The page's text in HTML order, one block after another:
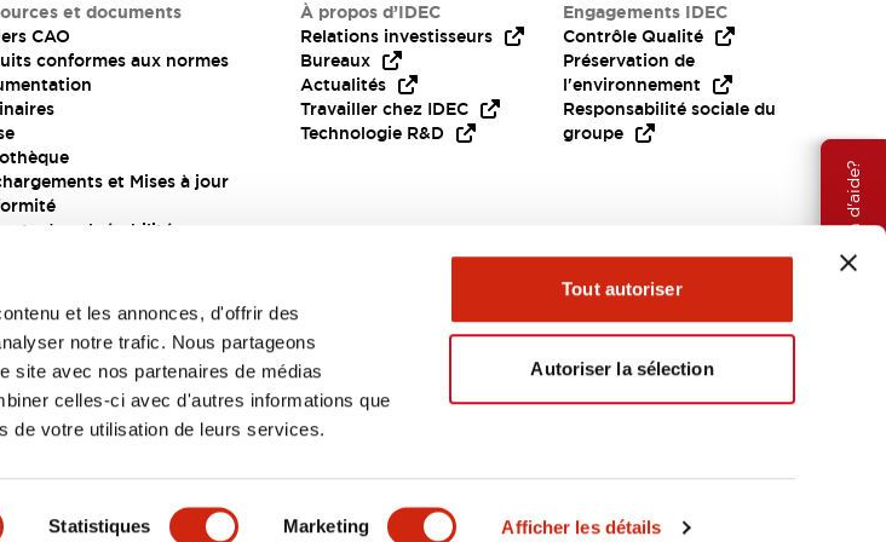
et les annonces, d'offrir des
notre trafic. Nous partageons
site avec nos partenaires de médias
celles-ci avec d'autres informations que
de votre utilisation de leurs services.
Statistiques Marketing Afficher les détails
Tout autoriser
Autoriser la sélection
Besoin d'aide?
CLÉS SPÉCIFICATIONS DOCUMENTS ET FICHIERS
et documents
CAO
conformes aux normes
et Mises à jour
de vulnérabilité
À propos d’IDEC
Relations investisseurs
Bureaux
Actualités
Travailler chez IDEC
Technologie R&D
Engagements IDEC
Contrôle Qualité
Préservation de
l'environnement
Responsabilité sociale du
groupe
EMEA